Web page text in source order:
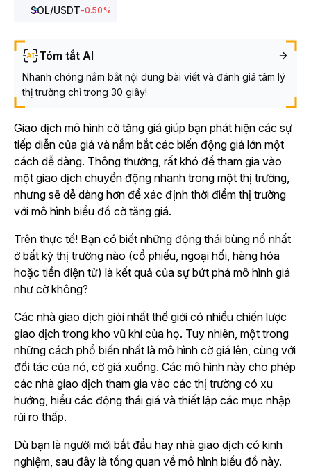
SOL/USDT-0.50%
Tóm tắt AI
Nhanh chóng nắm bắt nội dung bài viết và đánh giá tâm lý
thị trường chỉ trong 30 giây!
Giao dịch mô hình cờ tăng giá giúp bạn phát hiện các sự
tiếp diễn của giá và nắm bắt các biến động giá lớn một
cách dễ dàng. Thông thường, rất khó để tham gia vào
một giao dịch chuyển động nhanh trong một thị trường,
nhưng sẽ dễ dàng hơn để xác định thời điểm thị trường
với mô hình biểu đồ cờ tăng giá.
Trên thực tế! Bạn có biết những động thái bùng nổ nhất
ở bất kỳ thị trường nào (cổ phiếu, ngoại hối, hàng hóa
hoặc tiền điện tử) là kết quả của sự bứt phá mô hình giá
như cờ không?
Các nhà giao dịch giỏi nhất thế giới có nhiều chiến lược
giao dịch trong kho vũ khí của họ. Tuy nhiên, một trong
những cách phổ biến nhất là mô hình cờ giá lên, cùng với
đối tác của nó, cờ giá xuống. Các mô hình này cho phép
các nhà giao dịch tham gia vào các thị trường có xu
hướng, hiểu các động thái giá và thiết lập các mục nhập
rủi ro thấp.
Dù bạn là người mới bắt đầu hay nhà giao dịch có kinh
nghiệm, sau đây là tổng quan về mô hình biểu đồ này.